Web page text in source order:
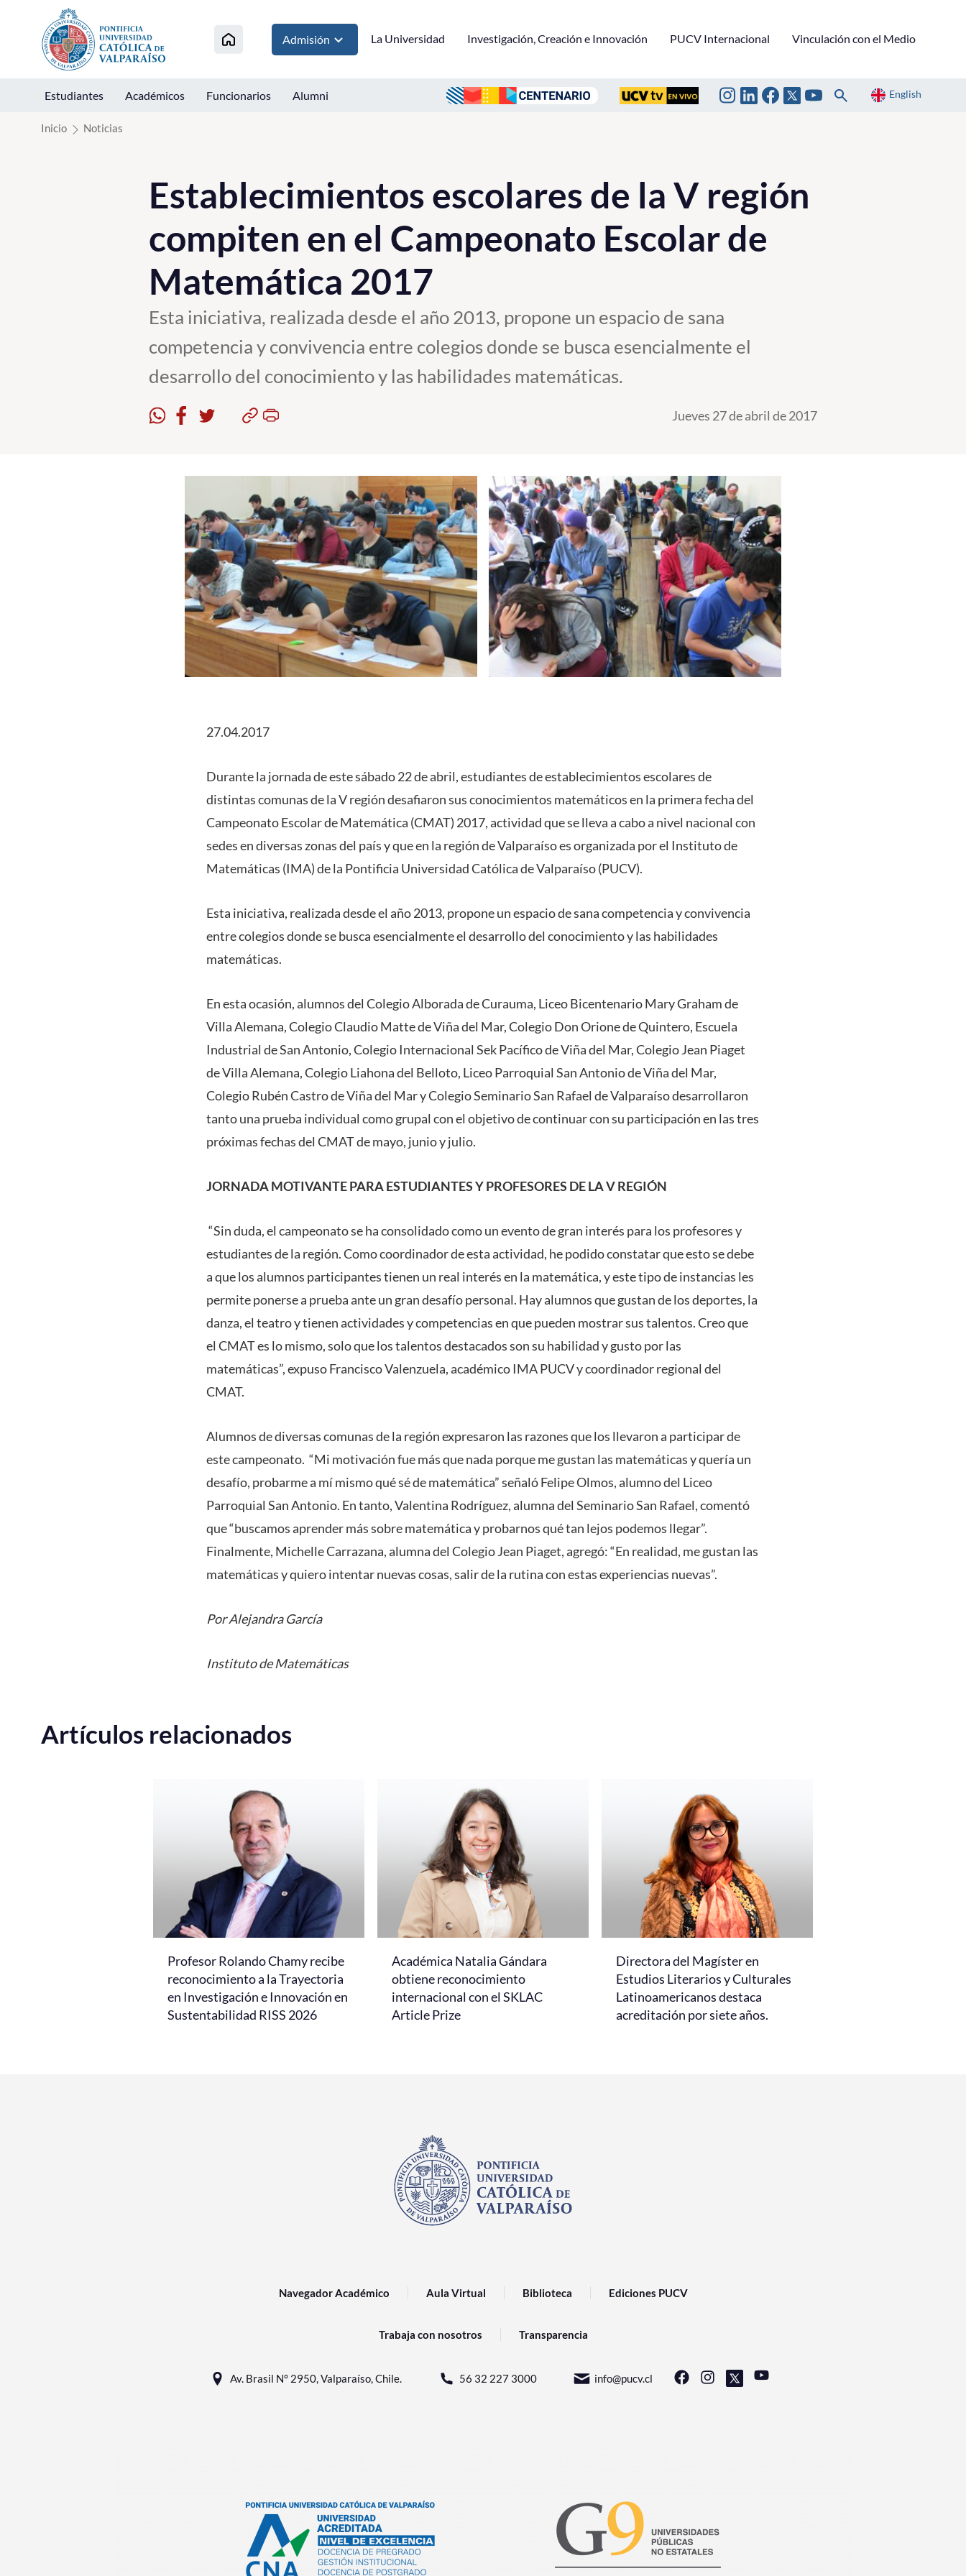
Click acá para ir directamente al contenido
Admisión La Universidad Investigación, Creación e Innovación PUCV Internacional Vinculación con el Medio
Estudiantes Académicos Funcionarios Alumni English
Inicio Noticias
Establecimientos escolares de la V región
compiten en el Campeonato Escolar de
Matemática 2017
Esta iniciativa, realizada desde el año 2013, propone un espacio de sana
competencia y convivencia entre colegios donde se busca esencialmente el
desarrollo del conocimiento y las habilidades matemáticas.
Jueves 27 de abril de 2017
27.04.2017
Durante la jornada de este sábado 22 de abril, estudiantes de establecimientos escolares de
distintas comunas de la V región desafiaron sus conocimientos matemáticos en la primera fecha del
Campeonato Escolar de Matemática (CMAT) 2017, actividad que se lleva a cabo a nivel nacional con
sedes en diversas zonas del país y que en la región de Valparaíso es organizada por el Instituto de
Matemáticas (IMA) de la Pontificia Universidad Católica de Valparaíso (PUCV).
Esta iniciativa, realizada desde el año 2013, propone un espacio de sana competencia y convivencia
entre colegios donde se busca esencialmente el desarrollo del conocimiento y las habilidades
matemáticas.
En esta ocasión, alumnos del Colegio Alborada de Curauma, Liceo Bicentenario Mary Graham de
Villa Alemana, Colegio Claudio Matte de Viña del Mar, Colegio Don Orione de Quintero, Escuela
Industrial de San Antonio, Colegio Internacional Sek Pacífico de Viña del Mar, Colegio Jean Piaget
de Villa Alemana, Colegio Liahona del Belloto, Liceo Parroquial San Antonio de Viña del Mar,
Colegio Rubén Castro de Viña del Mar y Colegio Seminario San Rafael de Valparaíso desarrollaron
tanto una prueba individual como grupal con el objetivo de continuar con su participación en las tres
próximas fechas del CMAT de mayo, junio y julio.
JORNADA MOTIVANTE PARA ESTUDIANTES Y PROFESORES DE LA V REGIÓN
“Sin duda, el campeonato se ha consolidado como un evento de gran interés para los profesores y
estudiantes de la región. Como coordinador de esta actividad, he podido constatar que esto se debe
a que los alumnos participantes tienen un real interés en la matemática, y este tipo de instancias les
permite ponerse a prueba ante un gran desafío personal. Hay alumnos que gustan de los deportes, la
danza, el teatro y tienen actividades y competencias en que pueden mostrar sus talentos. Creo que
el CMAT es lo mismo, solo que los talentos destacados son su habilidad y gusto por las
matemáticas”, expuso Francisco Valenzuela, académico IMA PUCV y coordinador regional del
CMAT.
Alumnos de diversas comunas de la región expresaron las razones que los llevaron a participar de
este campeonato. “Mi motivación fue más que nada porque me gustan las matemáticas y quería un
desafío, probarme a mí mismo qué sé de matemática” señaló Felipe Olmos, alumno del Liceo
Parroquial San Antonio. En tanto, Valentina Rodríguez, alumna del Seminario San Rafael, comentó
que “buscamos aprender más sobre matemática y probarnos qué tan lejos podemos llegar”.
Finalmente, Michelle Carrazana, alumna del Colegio Jean Piaget, agregó: “En realidad, me gustan las
matemáticas y quiero intentar nuevas cosas, salir de la rutina con estas experiencias nuevas”.
Por Alejandra García
Instituto de Matemáticas
Artículos relacionados
Profesor Rolando Chamy recibe
reconocimiento a la Trayectoria
en Investigación e Innovación en
Sustentabilidad RISS 2026
Académica Natalia Gándara
obtiene reconocimiento
internacional con el SKLAC
Article Prize
Directora del Magíster en
Estudios Literarios y Culturales
Latinoamericanos destaca
acreditación por siete años.
Navegador Académico Aula Virtual Biblioteca Ediciones PUCV
Trabaja con nosotros Transparencia
Av. Brasil N° 2950, Valparaíso, Chile. 56 32 227 3000 info@pucv.cl